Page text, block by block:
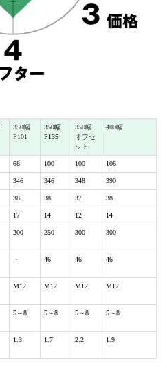
350幅
P101
350幅
P135
350幅
オフセ
ット
400幅
68 100 100 106
346 346 348 390
38 38 37 38
17 14 12 14
200 250 300 300
－ 46 46 46
M12 M12 M12 M12
5～8 5～8 5～8 5～8
1.3 1.7 2.2 1.9